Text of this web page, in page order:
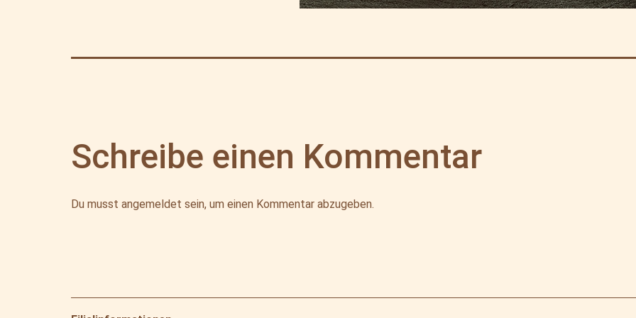
Schreibe einen Kommentar
Du musst angemeldet sein, um einen Kommentar abzugeben.